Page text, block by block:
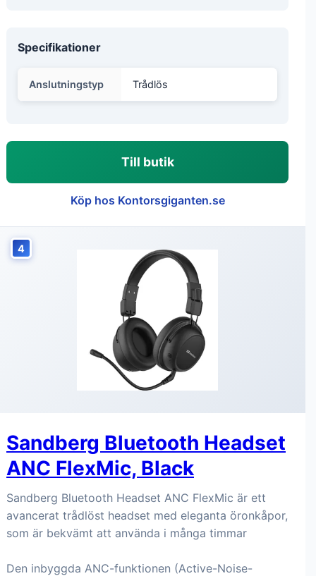
Specifikationer
Anslutningstyp Trådlös
Till butik
Köp hos Kontorsgiganten.se
4
Sandberg Bluetooth Headset
ANC FlexMic, Black
Sandberg Bluetooth Headset ANC FlexMic är ett
avancerat trådlöst headset med eleganta öronkåpor,
som är bekvämt att använda i många timmar
Den inbyggda ANC-funktionen (Active-Noise-